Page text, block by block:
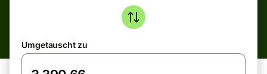
Umgetauscht zu